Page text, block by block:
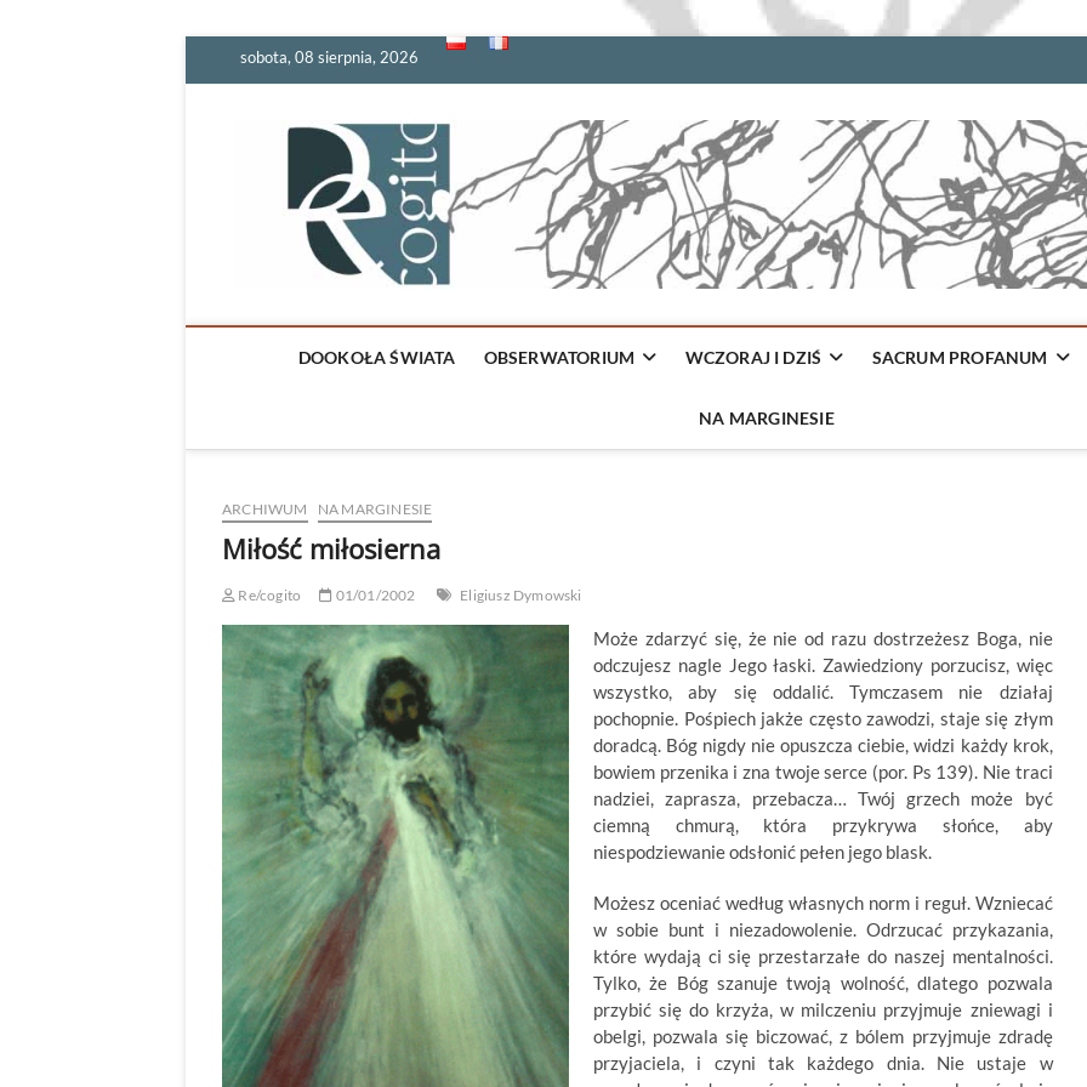
sobota, 08 sierpnia, 2026
DOOKOŁA ŚWIATA OBSERWATORIUM WCZORAJ I DZIŚ SACRUM PROFANUM
NA MARGINESIE
ARCHIWUM NA MARGINESIE
Miłość miłosierna
Re/cogito 01/01/2002 Eligiusz Dymowski
Może zdarzyć się, że nie od razu dostrzeżesz Boga, nie
odczujesz nagle Jego łaski. Zawiedziony porzucisz, więc
wszystko, aby się oddalić. Tymczasem nie działaj
pochopnie. Pośpiech jakże często zawodzi, staje się złym
doradcą. Bóg nigdy nie opuszcza ciebie, widzi każdy krok,
bowiem przenika i zna twoje serce (por. Ps 139). Nie traci
nadziei, zaprasza, przebacza… Twój grzech może być
ciemną chmurą, która przykrywa słońce, aby
niespodziewanie odsłonić pełen jego blask.
Możesz oceniać według własnych norm i reguł. Wzniecać
w sobie bunt i niezadowolenie. Odrzucać przykazania,
które wydają ci się przestarzałe do naszej mentalności.
Tylko, że Bóg szanuje twoją wolność, dlatego pozwala
przybić się do krzyża, w milczeniu przyjmuje zniewagi i
obelgi, pozwala się biczować, z bólem przyjmuje zdradę
przyjaciela, i czyni tak każdego dnia. Nie ustaje w